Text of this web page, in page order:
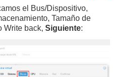
el Bus/Dispositivo,
Tamaño de
Write back,Siguiente: